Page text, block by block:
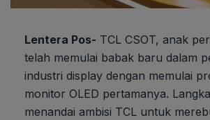
Lentera Pos- TCL CSOT, anak
telah memulai babak baru dalam
industri display dengan memulai
monitor OLED pertamanya.
menandai ambisi TCL untuk